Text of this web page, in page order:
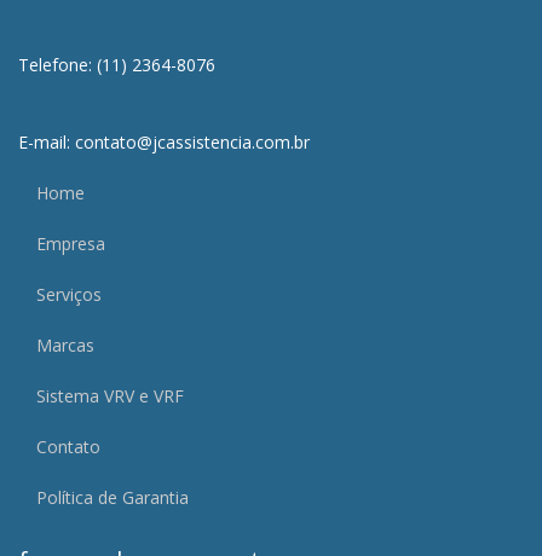
Telefone: (11) 2364-8076
E-mail: contato@jcassistencia.com.br
Home
Empresa
Serviços
Marcas
Sistema VRV e VRF
Contato
Política de Garantia